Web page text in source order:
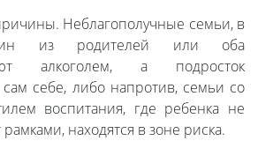
Неблагополучные семьи, в
из родителей или оба
алкоголем, а подросток
сам себе, либо напротив, семьи со
воспитания, где ребенка не
находятся в зоне риска.